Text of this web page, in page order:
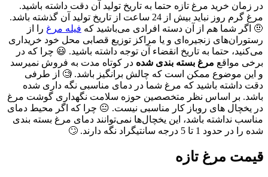
در زمان خرید مرغ تازه حتما به تاریخ تولید آن دقت داشته باشید.
مرغ گرم روز نباید بیش از 24 ساعت از تاریخ تولید آن گذشته باشد.
🤨 اگر شما هم از آن دسته افرادی می‌باشید که فیله مرغ را از
رستوران‌های زنجیره‌ای و یا مراکز توزیع قصابی محل خود خریداری
می‌کنید، حتما به تاریخ انقضاء آن توجه داشته باشید. 😃 چرا که در
برخی مواقع مرغ بسته بندی شده در کوتاه مدت به فروش نمیرسد
و این موضوع ممکن است که چالش برانگیز باشد. 🧐 از طرفی
دقت داشته باشید که مرغ شما در دمای مناسبی نگه داری شده
باشد. بر اساس نظر متخصصین حوزه سلامت نگهداری گوشت مرغ
در یخچال‌ های روباز کار مناسبی نیست. 😐 چرا که اگر محیط دمای
مناسب نداشته باشد، این یخچال‌ها نمی‌توانند دمای مرغ بسته بندی
شده را در حدود 1 تا 5 درجه سانتیگراد نگه دارند. 🙄
قیمت مرغ تازه